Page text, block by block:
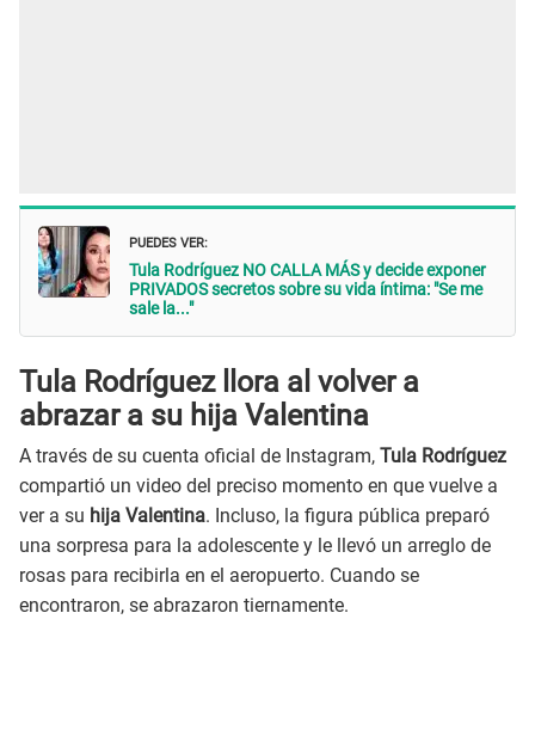
PUEDES VER:
Tula Rodríguez NO CALLA MÁS y decide exponer
PRIVADOS secretos sobre su vida íntima: "Se me
sale la..."
Tula Rodríguez llora al volver a
abrazar a su hija Valentina
A través de su cuenta oficial de Instagram, Tula Rodríguez
compartió un video del preciso momento en que vuelve a
ver a su hija Valentina. Incluso, la figura pública preparó
una sorpresa para la adolescente y le llevó un arreglo de
rosas para recibirla en el aeropuerto. Cuando se
encontraron, se abrazaron tiernamente.